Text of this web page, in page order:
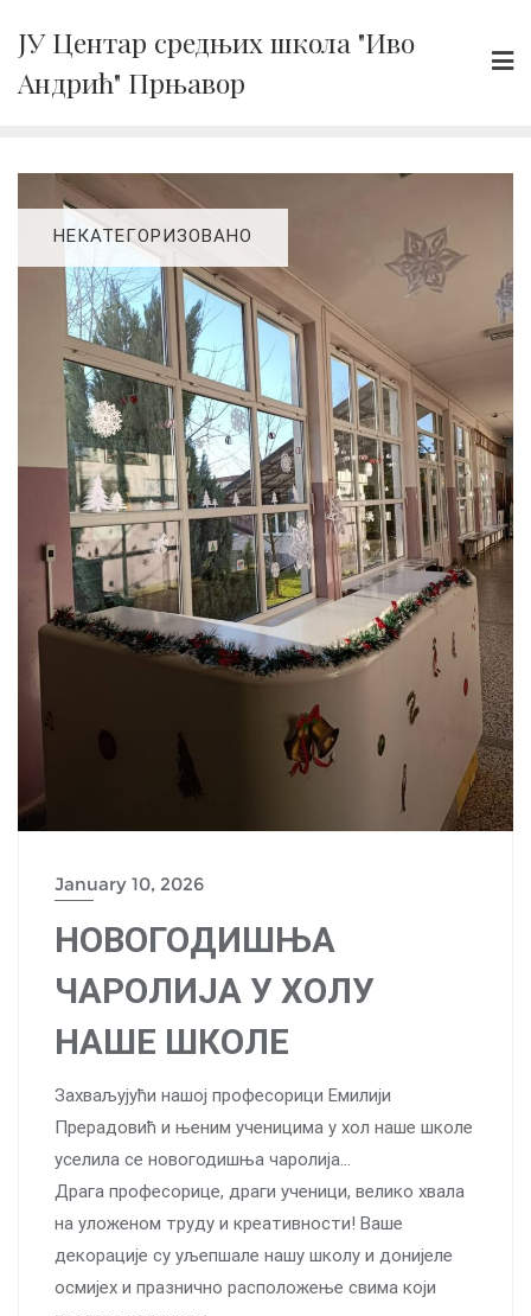
content
ЈУ Центар средњих школа "Иво
Андрић" Прњавор
НЕКАТЕГОРИЗОВАНО
January 10, 2026
НОВОГОДИШЊА
ЧАРОЛИЈА У ХОЛУ
НАШЕ ШКОЛЕ
Захваљујући нашој професорици Емилији
Прерадовић и њеним ученицима у хол наше школе
уселила се новогодишња чаролија…
Драга професорице, драги ученици, велико хвала
на уложеном труду и креативности! Ваше
декорације су уљепшале нашу школу и донијеле
осмијех и празнично расположење свима који